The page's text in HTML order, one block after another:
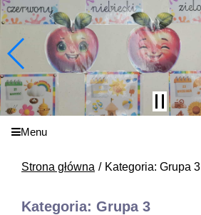
Menu
Strona główna Kategoria: Grupa 3
Kategoria: Grupa 3